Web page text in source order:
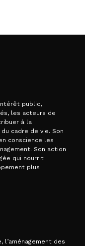
public,
les acteurs de
à la
cadre de vie. Son
conscience les
Son action
qui nourrit
plus
l’aménagement des